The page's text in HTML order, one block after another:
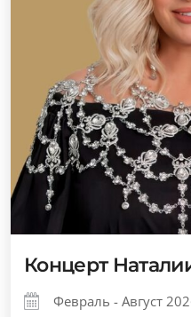
Концерт
Февраль - Август